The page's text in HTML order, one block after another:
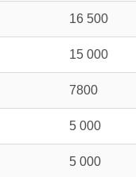
16 500
15 000
7800
5 000
5 000